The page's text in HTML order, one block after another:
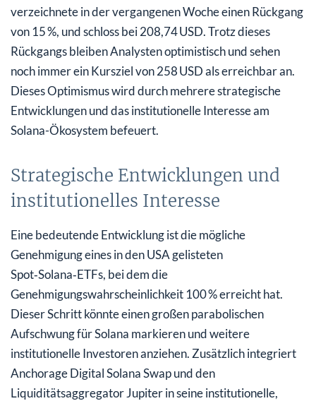
verzeichnete in der vergangenen Woche einen Rückgang
von 15 %, und schloss bei 208,74 USD. Trotz dieses
Rückgangs bleiben Analysten optimistisch und sehen
noch immer ein Kursziel von 258 USD als erreichbar an.
Dieses Optimismus wird durch mehrere strategische
Entwicklungen und das institutionelle Interesse am
Solana-Ökosystem befeuert.
Strategische Entwicklungen und
institutionelles Interesse
Eine bedeutende Entwicklung ist die mögliche
Genehmigung eines in den USA gelisteten
Spot‑Solana‑ETFs, bei dem die
Genehmigungswahrscheinlichkeit 100 % erreicht hat.
Dieser Schritt könnte einen großen parabolischen
Aufschwung für Solana markieren und weitere
institutionelle Investoren anziehen. Zusätzlich integriert
Anchorage Digital Solana Swap und den
Liquiditätsaggregator Jupiter in seine institutionelle,